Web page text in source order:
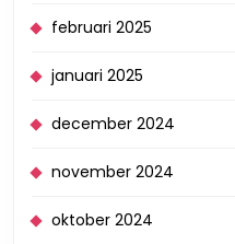
februari 2025
januari 2025
december 2024
november 2024
oktober 2024